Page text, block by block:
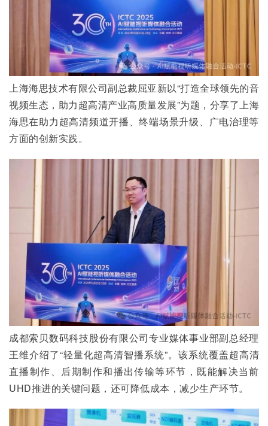
上海海思技术有限公司副总裁屈亚新以“打造全球领先的音
视频生态，助力超高清产业高质量发展”为题，分享了上海
海思在助力超高清频道开播、终端场景升级、广电治理等
方面的创新实践。
成都索贝数码科技股份有限公司专业媒体事业部副总经理
王维介绍了“轻量化超高清智播系统”。该系统覆盖超高清
直播制作、后期制作和播出传输等环节，既能解决当前
UHD推进的关键问题，还可降低成本，减少生产环节。